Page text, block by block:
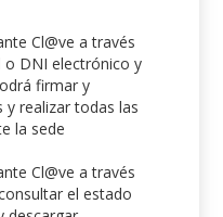
Cl@ve a través
o DNI electrónico y
firmar y
y realizar todas las
la sede
Cl@ve a través
el estado